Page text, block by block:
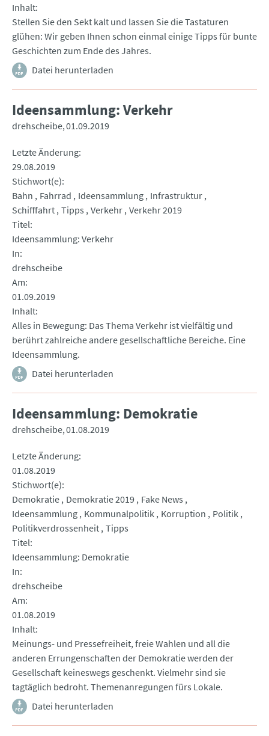
Inhalt
Stellen Sie den Sekt kalt und lassen Sie die Tastaturen
glühen: Wir geben Ihnen schon einmal einige Tipps für bunte
Geschichten zum Ende des Jahres.
Datei herunterladen
Ideensammlung: Verkehr
drehscheibe 01.09.2019
Letzte Änderung
29.08.2019
Stichwort(e)
Bahn
Fahrrad Ideensammlung Infrastruktur
Schifffahrt Tipps Verkehr Verkehr 2019
Titel
Ideensammlung: Verkehr
In
drehscheibe
Am
01.09.2019
Inhalt
Alles in Bewegung: Das Thema Verkehr ist vielfältig und
berührt zahlreiche andere gesellschaftliche Bereiche. Eine
Ideensammlung.
Datei herunterladen
Ideensammlung: Demokratie
drehscheibe 01.08.2019
Letzte Änderung
01.08.2019
Stichwort(e)
Demokratie Demokratie 2019 Fake News
Ideensammlung Kommunalpolitik Korruption
Politik
Politikverdrossenheit Tipps
Titel
Ideensammlung: Demokratie
In
drehscheibe
Am
01.08.2019
Inhalt
Meinungs- und Pressefreiheit, freie Wahlen und all die
anderen Errungenschaften der Demokratie werden der
Gesellschaft keineswegs geschenkt. Vielmehr sind sie
tagtäglich bedroht. Themenanregungen fürs Lokale.
Datei herunterladen